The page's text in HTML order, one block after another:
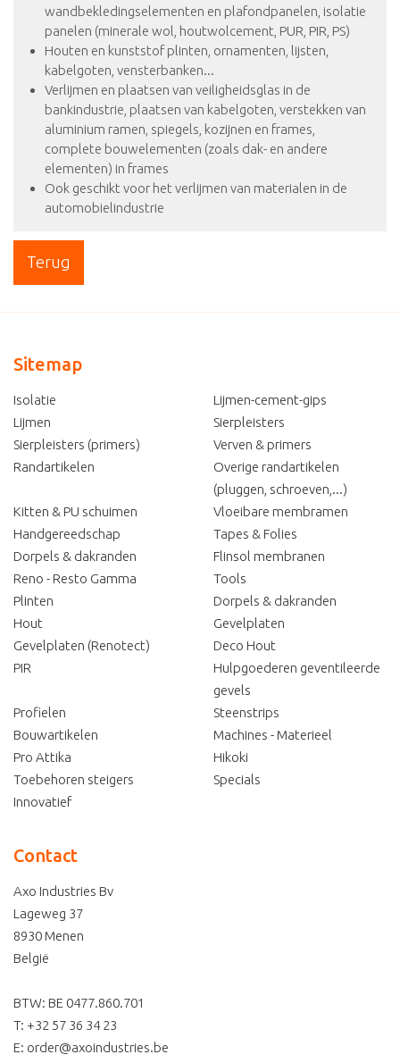
wandbekledingselementen en plafondpanelen, isolatie
panelen (minerale wol, houtwolcement, PUR, PIR, PS)
Houten en kunststof plinten, ornamenten, lijsten,
kabelgoten, vensterbanken...
Verlijmen en plaatsen van veiligheidsglas in de
bankindustrie, plaatsen van kabelgoten, verstekken van
aluminium ramen, spiegels, kozijnen en frames,
complete bouwelementen (zoals dak- en andere
elementen) in frames
Ook geschikt voor het verlijmen van materialen in de
automobielindustrie
Terug
Sitemap
Isolatie
Lijmen-cement-gips
Lijmen
Sierpleisters
Sierpleisters (primers)
Verven & primers
Randartikelen
Overige randartikelen
(pluggen, schroeven,...)
Kitten & PU schuimen
Vloeibare membramen
Handgereedschap
Tapes & Folies
Dorpels & dakranden
Flinsol membranen
Reno - Resto Gamma
Tools
Plinten
Dorpels & dakranden
Hout
Gevelplaten
Gevelplaten (Renotect)
Deco Hout
PIR
Hulpgoederen geventileerde
gevels
Profielen
Steenstrips
Bouwartikelen
Machines - Materieel
Pro Attika
Hikoki
Toebehoren steigers
Specials
Innovatief
Contact
Axo Industries Bv
Lageweg 37
8930 Menen
België
BTW: BE 0477.860.701
T: +32 57 36 34 23
E: order@axoindustries.be